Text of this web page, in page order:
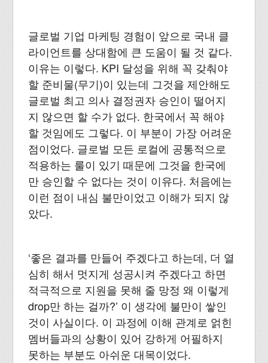
글로벌 기업 마케팅 경험이 앞으로 국내 클
라이언트를 상대함에 큰 도움이 될 것 같다.
이유는 이렇다. KPI 달성을 위해 꼭 갖춰야
할 준비물(무기)이 있는데 그것을 제안해도
글로벌 최고 의사 결정권자 승인이 떨어지
지 않으면 할 수가 없다. 한국에서 꼭 해야
할 것임에도 그렇다. 이 부분이 가장 어려운
점이었다. 글로벌 모든 로컬에 공통적으로
적용하는 룰이 있기 때문에 그것을 한국에
만 승인할 수 없다는 것이 이유다. 처음에는
이런 점이 내심 불만이었고 이해가 되지 않
았다.
‘좋은 결과를 만들어 주겠다고 하는데, 더 열
심히 해서 멋지게 성공시켜 주겠다고 하면
적극적으로 지원을 못해 줄 망정 왜 이렇게
drop만 하는 걸까?’ 이 생각에 불만이 쌓인
것이 사실이다. 이 과정에 이해 관계로 얽힌
멤버들과의 상황이 있어 강하게 어필하지
못하는 부분도 아쉬운 대목이었다.